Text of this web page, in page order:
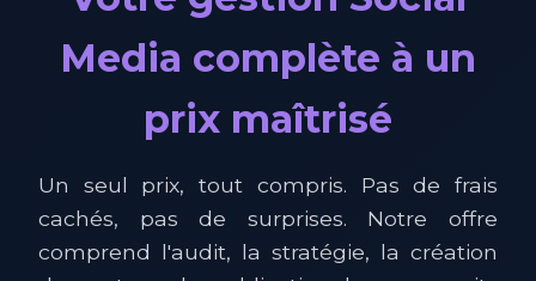
Media complète à un
prix maîtrisé
Un seul prix, tout compris. Pas de frais
cachés, pas de surprises. Notre offre
comprend l'audit, la stratégie, la création